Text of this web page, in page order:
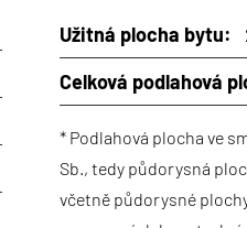
Užitná plocha bytu:
Celková podlahová
* Podlahová plocha ve
Sb., tedy půdorysná
včetně půdorysné